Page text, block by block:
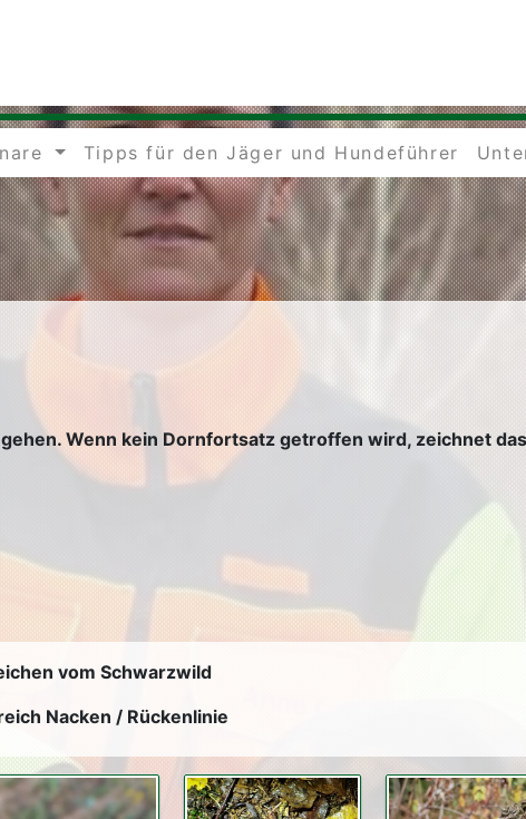
Tipps für den Jäger und Hundeführer
Wenn kein Dornfortsatz getroffen wird, zeichnet
vom Schwarzwild
Nacken / Rückenlinie